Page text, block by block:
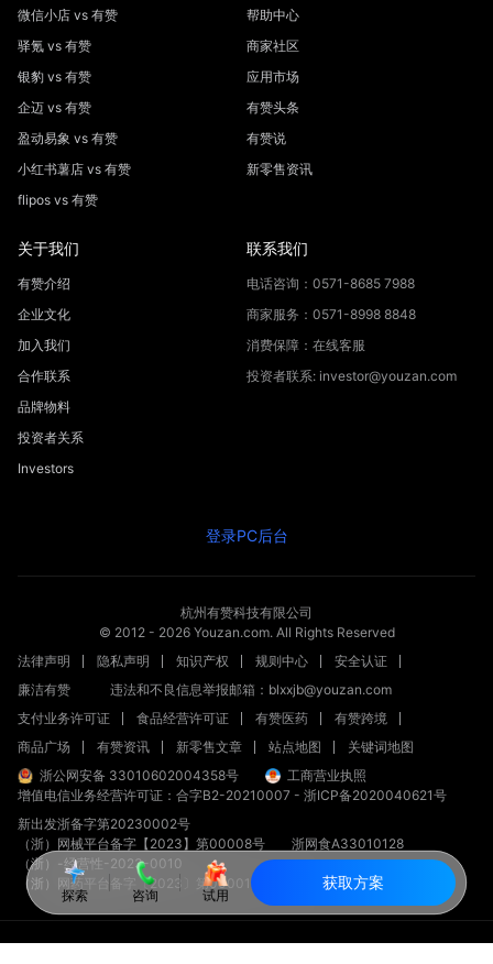
探索 咨询 试用
获取方案
微信小店 vs 有赞
驿氪 vs 有赞
银豹 vs 有赞
企迈 vs 有赞
盈动易象 vs 有赞
小红书薯店 vs 有赞
flipos vs 有赞
帮助中心
商家社区
应用市场
有赞头条
有赞说
新零售资讯
关于我们
有赞介绍
企业文化
加入我们
合作联系
品牌物料
投资者关系
Investors
联系我们
电话咨询：0571-8685 7988
商家服务：0571-8998 8848
消费保障：在线客服
投资者联系: investor@youzan.com
登录PC后台
杭州有赞科技有限公司
© 2012 - 2026Youzan.com. All Rights Reserved
法律声明
隐私声明 知识产权 规则中心
安全认证
廉洁有赞
违法和不良信息举报邮箱：blxxjb@youzan.com
支付业务许可证
食品经营许可证 有赞医药
有赞跨境
商品广场
有赞资讯 新零售文章 站点地图
关键词地图
浙公网安备 33010602004358号
工商营业执照
增值电信业务经营许可证：合字B2-20210007 - 浙ICP备2020040621号
新出发浙备字第20230002号
（浙）网械平台备字【2023】第00008号
浙网食A33010128
（浙）-经营性-2023-0010
（浙）网药平台备字〔2023〕第000012-000号